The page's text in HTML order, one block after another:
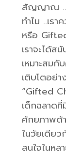
สัญญาณ …
ทำไม ..เร
หรือ
เราจะได้ส
เหมาะสมกั
เติบโตอย่
“Gifted
เด็กฉลาด
ศักยภาพด้า
ในวัยเดียว
สนใจในหล